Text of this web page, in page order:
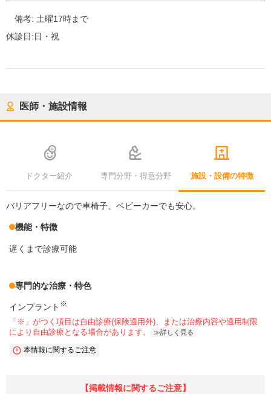
備考: 土曜17時まで
休診日:日・祝
医師・施設情報
ドクター紹介 専門分野・得意分野 施設・設備の特徴
バリアフリーなので車椅子、ベビーカーでも安心。
機能・特徴
遅くまで診療可能
専門的な治療・特色
インプラント ※
「※」がつく項目は自由診療(保険適用外)、または治療内容や適用制限
により自由診療となる場合があります。
詳しく見る
本情報に関するご注意
【掲載情報に関するご注意】